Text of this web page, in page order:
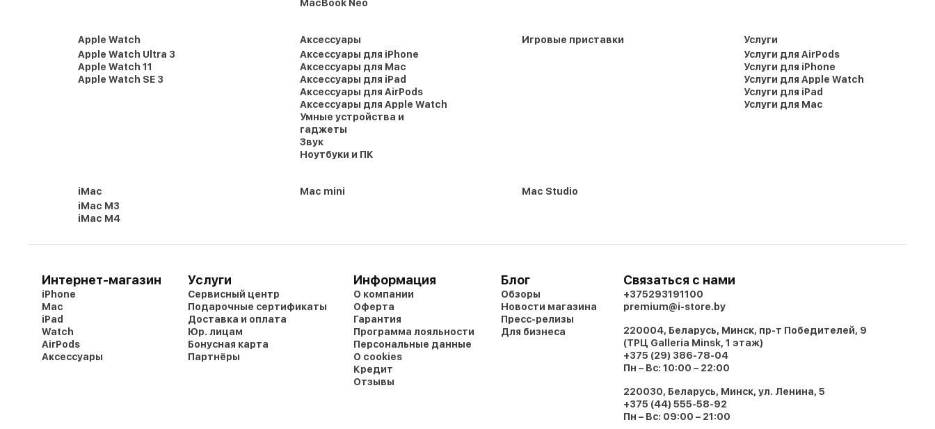
MacBook Neo
Apple Watch
Apple Watch Ultra 3
Apple Watch 11
Apple Watch SE 3
Аксессуары
Аксессуары для iPhone
Аксессуары для Mac
Аксессуары для iPad
Аксессуары для AirPods
Аксессуары для Apple Watch
Умные устройства и
гаджеты
Звук
Ноутбуки и ПК
Игровые приставки
Услуги
Услуги для AirPods
Услуги для iPhone
Услуги для Apple Watch
Услуги для iPad
Услуги для Mac
iMac
iMac M3
iMac M4
Mac mini Mac Studio
Интернет-магазин
iPhone
Mac
iPad
Watch
AirPods
Аксессуары
Услуги
Сервисный центр
Подарочные сертификаты
Доставка и оплата
Юр. лицам
Бонусная карта
Партнёры
Информация
О компании
Оферта
Гарантия
Программа лояльности
Персональные данные
О cookies
Кредит
Отзывы
Блог
Обзоры
Новости магазина
Пресс-релизы
Для бизнеса
Связаться с нами
+375293191100
premium@i-store.by
220004, Беларусь, Минск, пр-т Победителей, 9
(ТРЦ Galleria Minsk, 1 этаж)
+375 (29) 386-78-04
Пн – Вс: 10:00 – 22:00
220030, Беларусь, Минск, ул. Ленина, 5
+375 (44) 555-58-92
Пн – Вс: 09:00 – 21:00